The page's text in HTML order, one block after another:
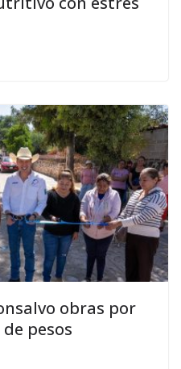
obras por
pesos